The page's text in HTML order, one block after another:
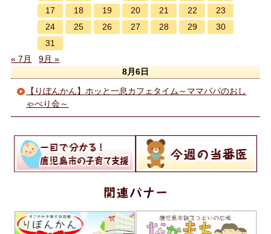
17
18 19 20 21 22
23
24
25 26 27 28 29
30
31
« 7月
9月 »
8月6日
【りぼんかん】ホッと一息カフェタイム～ママパパのおし
ゃべり会～